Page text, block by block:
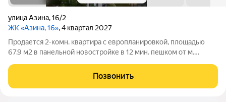
улица Азина,16/2
ЖК «Азина, 16», 4 квартал 2027
Продается 2-комн. квартира с европланировкой, площадью
67.9 м2 в панельной новостройке в 12 мин. пешком от м.
ипотечных средств, есть военная ипотека. Жилая площадь 27.9
м2, кухня 20.5 м2, отделка
Позвонить